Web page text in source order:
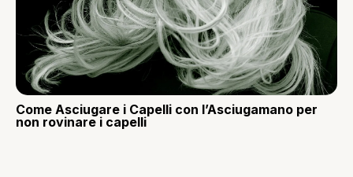
Come Asciugare i Capelli con l’Asciugamano per
non rovinare i capelli